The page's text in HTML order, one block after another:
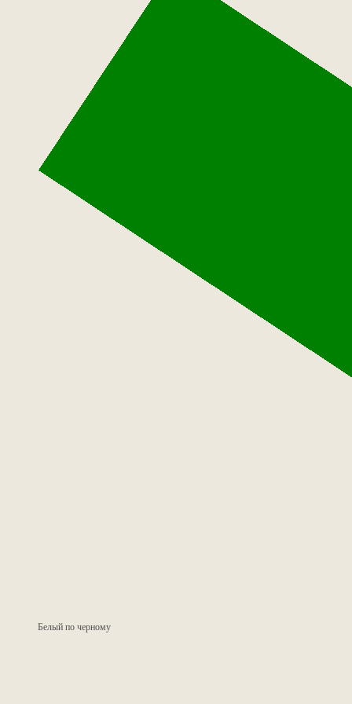
Белый по черному